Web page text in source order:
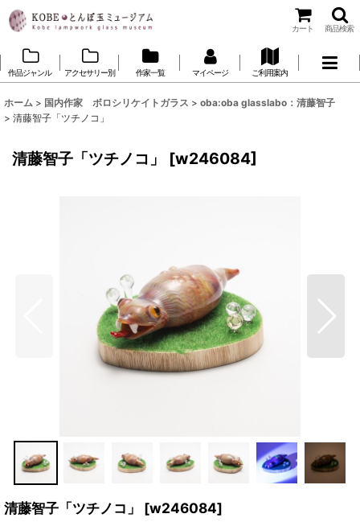
カート 商品検索
作品ジャンル アクセサリー別 作家一覧 マイページ ご利用案内
ホーム > 国内作家 ボロシリケイトガラス > oba:oba glasslabo：清藤智子
> 清藤智子「ツチノコ」
清藤智子「ツチノコ」 [w246084]
清藤智子「ツチノコ」 [w246084]